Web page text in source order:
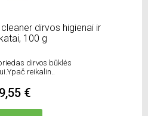
dirvos higienai ir
100 g
dirvos būklės
reikalin..
9,55 €